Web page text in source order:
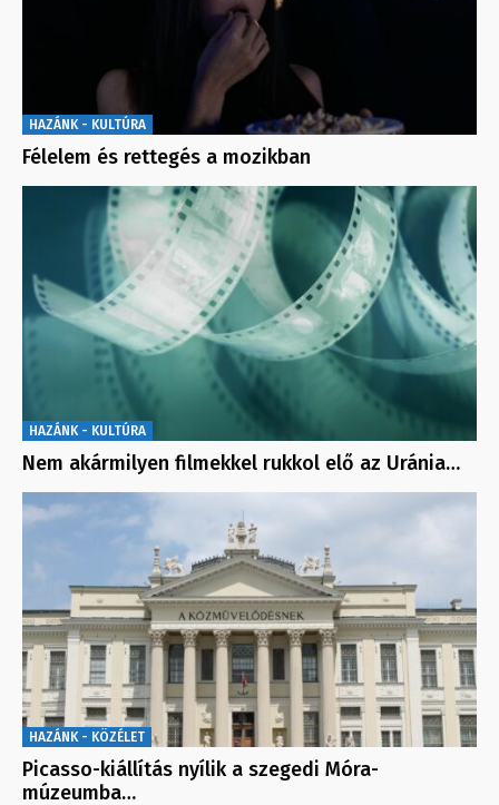
HAZÁNK - KULTÚRA
Félelem és rettegés a mozikban
HAZÁNK - KULTÚRA
Nem akármilyen filmekkel rukkol elő az Uránia…
HAZÁNK - KÖZÉLET
Picasso-kiállítás nyílik a szegedi Móra-
múzeumba…